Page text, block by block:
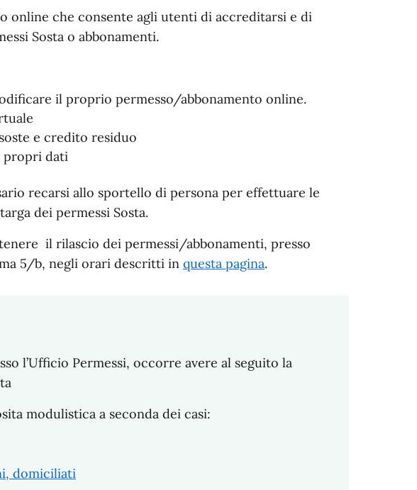
online che consente agli utenti di accreditarsi e di
Sosta o abbonamenti.
il proprio permesso/abbonamento online.
e credito residuo
propri dati
recarsi allo sportello di persona per effettuare le
dei permessi Sosta.
il rilascio dei permessi/abbonamenti, presso
5/b, negli orari descritti in questa pagina.
l’Ufficio Permessi, occorre avere al seguito la
modulistica a seconda dei casi:
domiciliati